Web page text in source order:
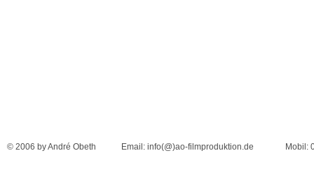
© 2006 by André Obeth Email: info(@)ao-filmproduktion.de Mobil: